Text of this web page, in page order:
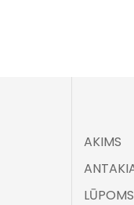
AKIMS
LŪPOMS